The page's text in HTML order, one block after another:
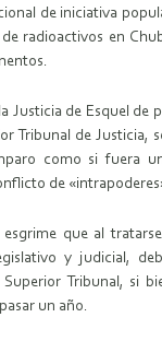
de iniciativa
radioactivos en
Justicia de Esquel de
Tribunal de Justicia,
como si fuera
de
que al
y judicial,
Tribunal, si
un año.